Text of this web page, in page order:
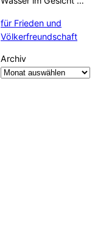
für Frieden und
Völkerfreundschaft
Archiv